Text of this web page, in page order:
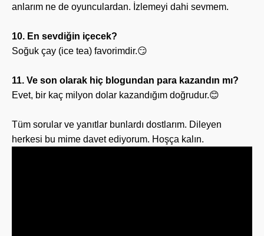
anlarım ne de oyunculardan. İzlemeyi dahi sevmem.
10. En sevdiğin içecek?
Soğuk çay (ice tea) favorimdir.😏
11. Ve son olarak hiç blogundan para kazandın mı?
Evet, bir kaç milyon dolar kazandığım doğrudur.😊
Tüm sorular ve yanıtlar bunlardı dostlarım. Dileyen
herkesi bu mime davet ediyorum. Hoşça kalın.